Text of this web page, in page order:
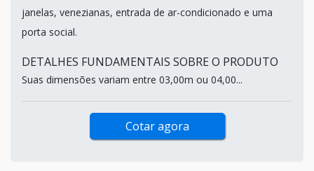
janelas, venezianas, entrada de ar-condicionado e uma
porta social.
DETALHES FUNDAMENTAIS SOBRE O PRODUTO
Suas dimensões variam entre 03,00m ou 04,00...
Cotar agora